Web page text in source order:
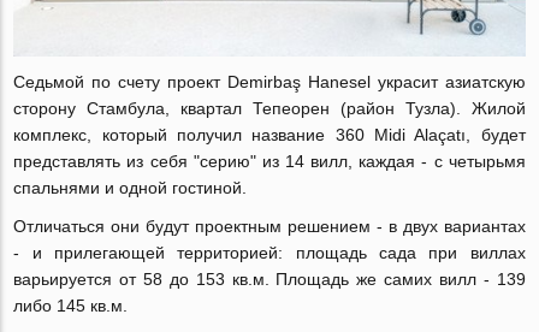
Cедьмой по счету проект Demirbaş Hanesel украсит азиатскую
сторону Стамбула, квартал Тепеорен (район Тузла). Жилой
комплекс, который получил название 360 Midi Alaçatı, будет
представлять из себя "серию" из 14 вилл, каждая - с четырьмя
спальнями и одной гостиной.
Отличаться они будут проектным решением - в двух вариантах
- и прилегающей территорией: площадь сада при виллах
варьируется от 58 до 153 кв.м. Площадь же самих вилл - 139
либо 145 кв.м.